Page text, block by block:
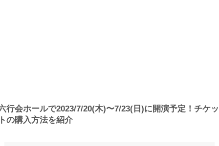
行会ホールで2023/7/20(木)〜7/23(日)に開演予定！チケッ
の購入方法を紹介